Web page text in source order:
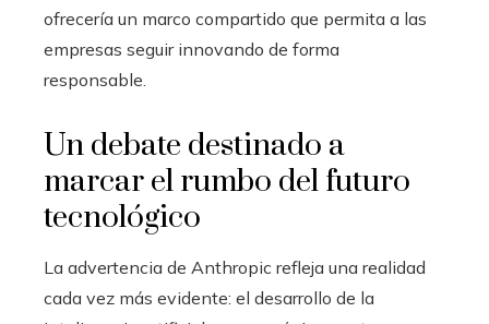
ofrecería un marco compartido que permita a las
empresas seguir innovando de forma
responsable.
Un debate destinado a
marcar el rumbo del futuro
tecnológico
La advertencia de Anthropic refleja una realidad
cada vez más evidente: el desarrollo de la